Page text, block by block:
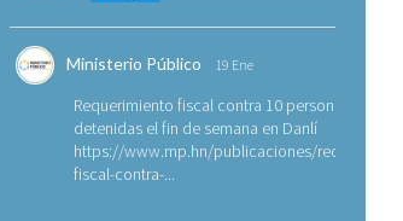
Ministerio Público 19 Ene
Requerimiento fiscal contra 10 personas
detenidas el fin de semana en Danlí
https://www.mp.hn/publicaciones/
fiscal-contra-...